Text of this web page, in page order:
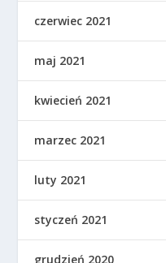
czerwiec 2021
maj 2021
kwiecień 2021
marzec 2021
luty 2021
styczeń 2021
grudzień 2020